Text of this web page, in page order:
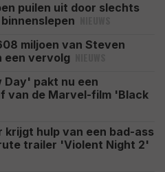
puilen uit door slechts
miljoen van Steven
een vervolg
Day' pakt nu een
van de Marvel-film 'Black
krijgt hulp van een bad-ass
trailer 'Violent Night 2'